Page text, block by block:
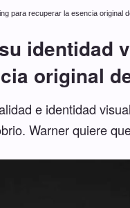
para recuperar la esencia original
identidad
original
e identidad
Warner quiere